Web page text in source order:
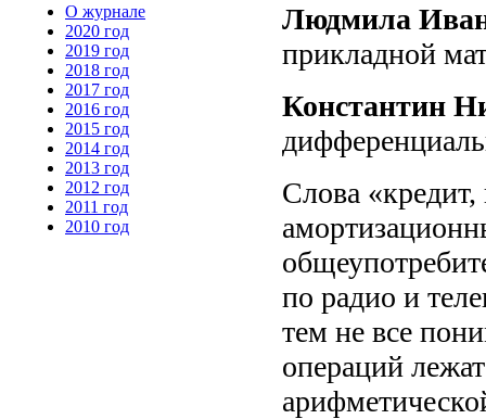
О журнале
2020 год
2019 год
2018 год
2017 год
2016 год
2015 год
2014 год
2013 год
2012 год
2011 год
2010 год
Людмила
прикладной
Константин
Слова «кредит,
по радио и
тем не все
операций